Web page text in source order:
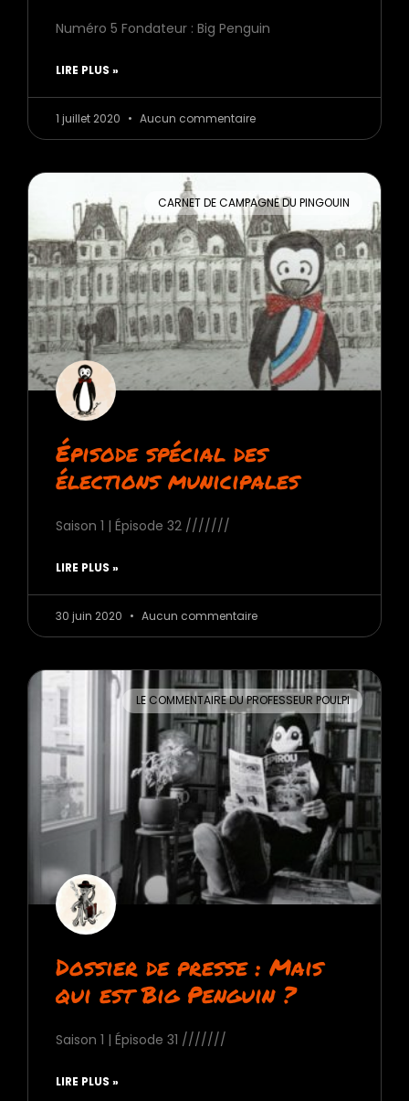
Numéro 5 Fondateur : Big Penguin
LIRE PLUS »
1 juillet 2020 Aucun commentaire
CARNET DE CAMPAGNE DU PINGOUIN
Épisode spécial des
élections municipales
Saison 1 | Épisode 32 ///////
LIRE PLUS »
30 juin 2020 Aucun commentaire
LE COMMENTAIRE DU PROFESSEUR POULPI
Dossier de presse : Mais
qui est Big Penguin ?
Saison 1 | Épisode 31 ///////
LIRE PLUS »